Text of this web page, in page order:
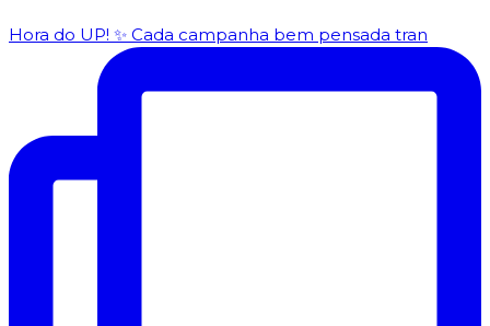
Hora do UP! ✨️ Cada campanha bem pensada tran